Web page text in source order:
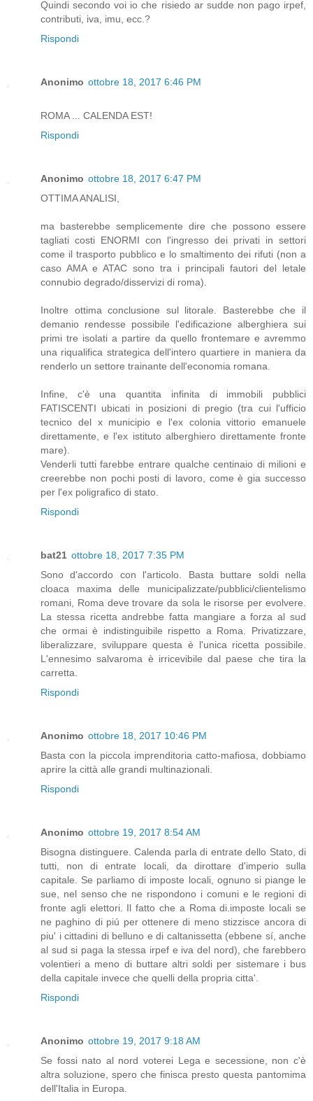
Quindi secondo voi io che risiedo ar sudde non pago irpef,
contributi, iva, imu, ecc.?
Rispondi
Anonimo ottobre 18, 2017 6:46 PM
ROMA ... CALENDA EST!
Rispondi
Anonimo ottobre 18, 2017 6:47 PM
OTTIMA ANALISI,
ma basterebbe semplicemente dire che possono essere
tagliati costi ENORMI con l'ingresso dei privati in settori
come il trasporto pubblico e lo smaltimento dei rifuti (non a
caso AMA e ATAC sono tra i principali fautori del letale
connubio degrado/disservizi di roma).
Inoltre ottima conclusione sul litorale. Basterebbe che il
demanio rendesse possibile l'edificazione alberghiera sui
primi tre isolati a partire da quello frontemare e avremmo
una riqualifica strategica dell'intero quartiere in maniera da
renderlo un settore trainante dell'economia romana.
Infine, c'è una quantita infinita di immobili pubblici
FATISCENTI ubicati in posizioni di pregio (tra cui l'ufficio
tecnico del x municipio e l'ex colonia vittorio emanuele
direttamente, e l'ex istituto alberghiero direttamente fronte
mare).
Venderli tutti farebbe entrare qualche centinaio di milioni e
creerebbe non pochi posti di lavoro, come è gia successo
per l'ex poligrafico di stato.
Rispondi
bat21 ottobre 18, 2017 7:35 PM
Sono d'accordo con l'articolo. Basta buttare soldi nella
cloaca maxima delle municipalizzate/pubblici/clientelismo
romani, Roma deve trovare da sola le risorse per evolvere.
La stessa ricetta andrebbe fatta mangiare a forza al sud
che ormai è indistinguibile rispetto a Roma. Privatizzare,
liberalizzare, sviluppare questa è l'unica ricetta possibile.
L'ennesimo salvaroma è irricevibile dal paese che tira la
carretta.
Rispondi
Anonimo ottobre 18, 2017 10:46 PM
Basta con la piccola imprenditoria catto-mafiosa, dobbiamo
aprire la città alle grandi multinazionali.
Rispondi
Anonimo ottobre 19, 2017 8:54 AM
Bisogna distinguere. Calenda parla di entrate dello Stato, di
tutti, non di entrate locali, da dirottare d'imperio sulla
capitale. Se parliamo di imposte locali, ognuno si piange le
sue, nel senso che ne rispondono i comuni e le regioni di
fronte agli elettori. Il fatto che a Roma di.imposte locali se
ne paghino di piú per ottenere di meno stizzisce ancora di
piu' i cittadini di belluno e di caltanissetta (ebbene sí, anche
al sud si paga la stessa irpef e iva del nord), che farebbero
volentieri a meno di buttare altri soldi per sistemare i bus
della capitale invece che quelli della propria citta'.
Rispondi
Anonimo ottobre 19, 2017 9:18 AM
Se fossi nato al nord voterei Lega e secessione, non c'è
altra soluzione, spero che finisca presto questa pantomima
dell'Italia in Europa.